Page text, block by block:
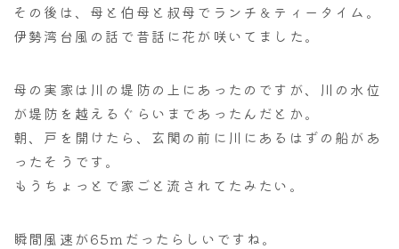
その後は、母と伯母と叔母でランチ＆ティータイム。
伊勢湾台風の話で昔話に花が咲いてました。
母の実家は川の堤防の上にあったのですが、川の水位
が堤防を越えるぐらいまであったんだとか。
朝、戸を開けたら、玄関の前に川にあるはずの船があ
ったそうです。
もうちょっとで家ごと流されてたみたい。
瞬間風速が65mだったらしいですね。